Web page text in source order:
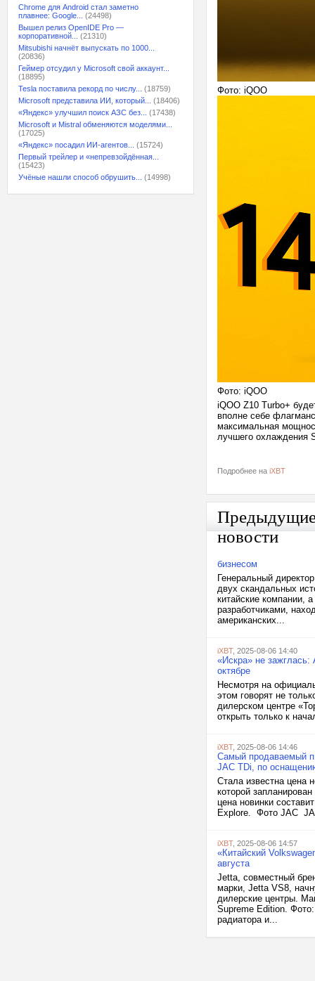
Chrome для Android стал заметно
плавнее: Google...
(24498)
Вышел релиз OpenIDE Pro —
корпоративной...
(21310)
Mitsubishi начнёт выпускать по 1000...
(20836)
Геймер отсудил у Microsoft свой аккаунт...
(18895)
Tesla поставила рекорд по числу...
(18759)
Microsoft представила ИИ, который...
(18406)
«Яндекс» улучшил поиск АЗС без...
(17438)
Microsoft и Mistral обменяются моделями...
(17025)
«Яндекс» посадил ИИ-агентов...
(15724)
Первый трейлер и «непревзойдённая...
(15423)
Учёные нашли способ обрушить...
(14998)
Фото: iQOO
Фото: iQOO
iQOO Z10 Turbo+
вполне себе
максимальная
лучшего охлаждения
Подробнее на iXBT
новости
бизнесом
Генеральный
двух скандальных
китайские компании,
разработчиками,
американских...
iXBT, 2025-08-06 14:40
«Искра» не
октябре
Несмотря на
этом говорят не
дилерском центре
открыть только к
iXBT, 2025-08-06 14:46
Самый продаваемый
JAC TDi, по
Стала известна цена
которой
цена новинки
Explore. Фото JAC
iXBT, 2025-08-06 14:57
«Китайский
августа
Jetta, совместный
марки, Jetta VS8,
дилерские центры.
Supreme Edition.
радиатора и...